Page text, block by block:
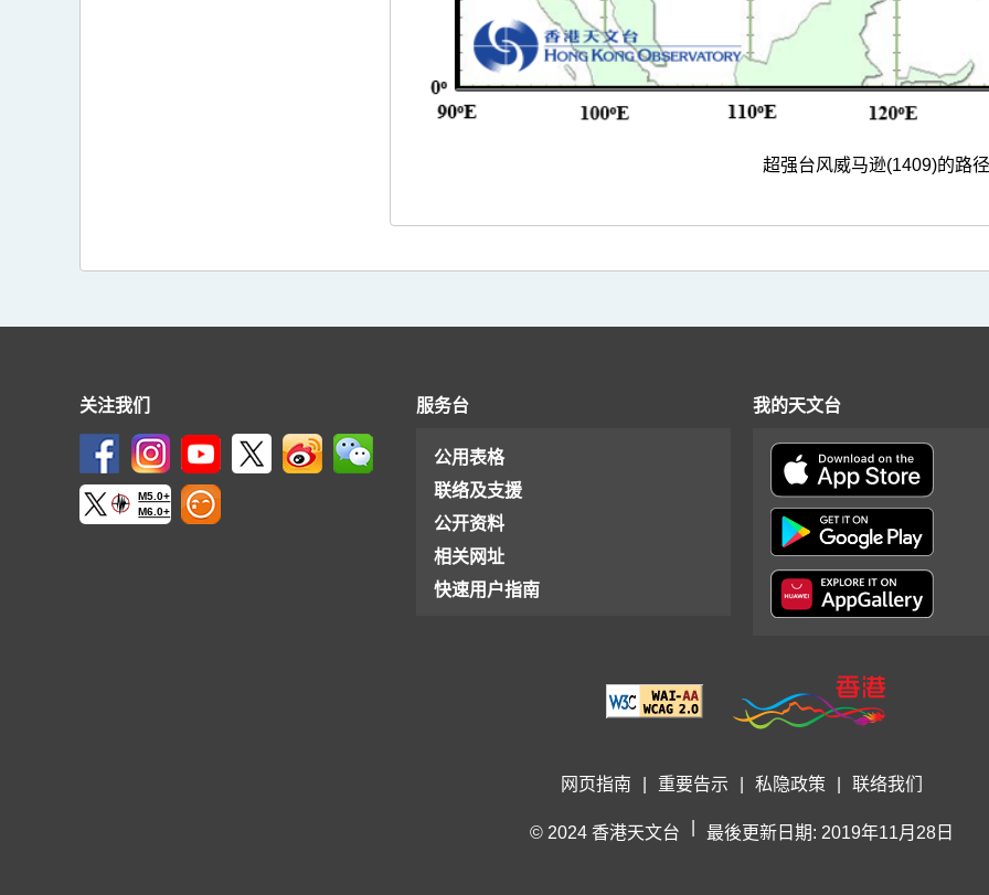
超强台风威马逊(1409)的路
关注我们
M5.0+
M6.0+
服务台
公用表格
联络及支援
公开资料
相关网址
快速用户指南
我的天文台
网页指南 重要告示 私隐政策 联络我们
© 2024 香港天文台 最後更新日期: 2019年11月28日